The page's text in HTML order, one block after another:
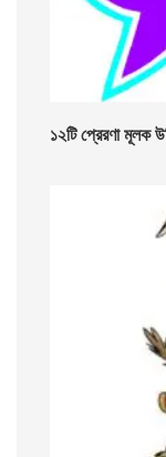
১২টি প্রেরণা মূলক